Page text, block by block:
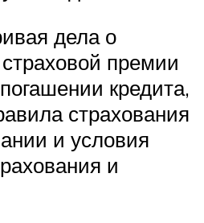
дела о
премии
кредита,
страхования
и условия
и